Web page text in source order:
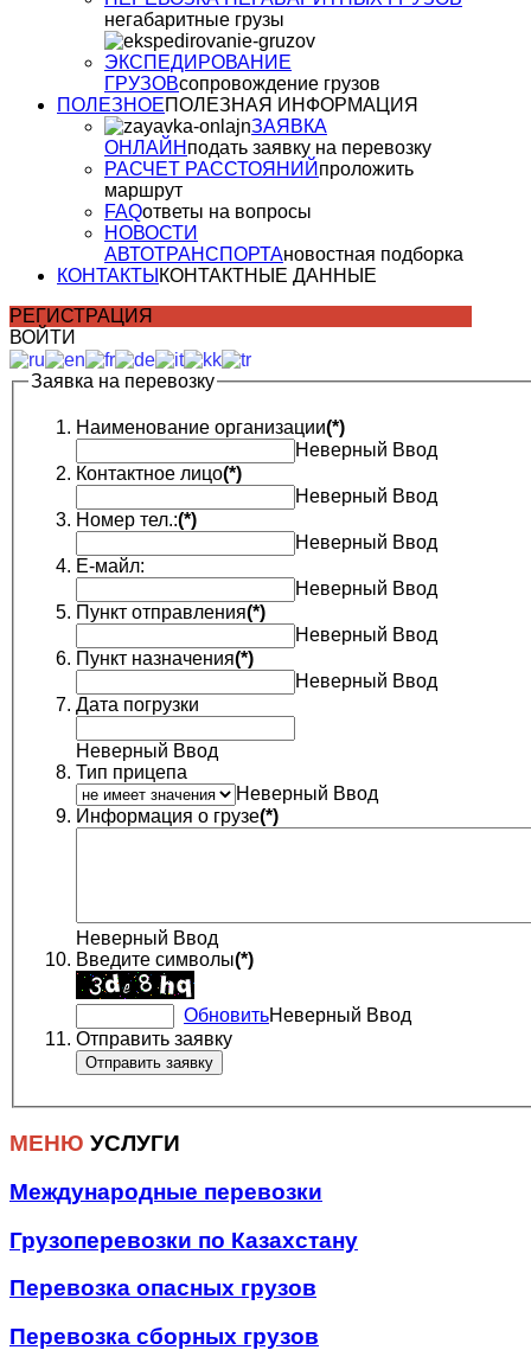
негабаритные грузы
ЭКСПЕДИРОВАНИЕ
ГРУЗОВсопровождение грузов
ПОЛЕЗНОЕПОЛЕЗНАЯ ИНФОРМАЦИЯ
ЗАЯВКА
ОНЛАЙН подать заявку на перевозку
РАСЧЕТ РАССТОЯНИЙ проложить
маршрут
FAQответы на вопросы
НОВОСТИ
АВТОТРАНСПОРТАновостная подборка
КОНТАКТЫ КОНТАКТНЫЕ ДАННЫЕ
РЕГИСТРАЦИЯ
ВОЙТИ
Заявка на перевозку
Наименование организации(*)
Неверный Ввод
Контактное лицо(*)
Неверный Ввод
Номер тел.:(*)
Неверный Ввод
Е-майл:
Неверный Ввод
Пункт отправления(*)
Неверный Ввод
Пункт назначения(*)
Неверный Ввод
Дата погрузки
Неверный Ввод
Тип прицепа
Неверный Ввод
Информация о грузе(*)
Неверный Ввод
Введите символы(*)
ОбновитьНеверный Ввод
Отправить заявку
МЕНЮ УСЛУГИ
Международные перевозки
Грузоперевозки по Казахстану
Перевозка опасных грузов
Перевозка сборных грузов